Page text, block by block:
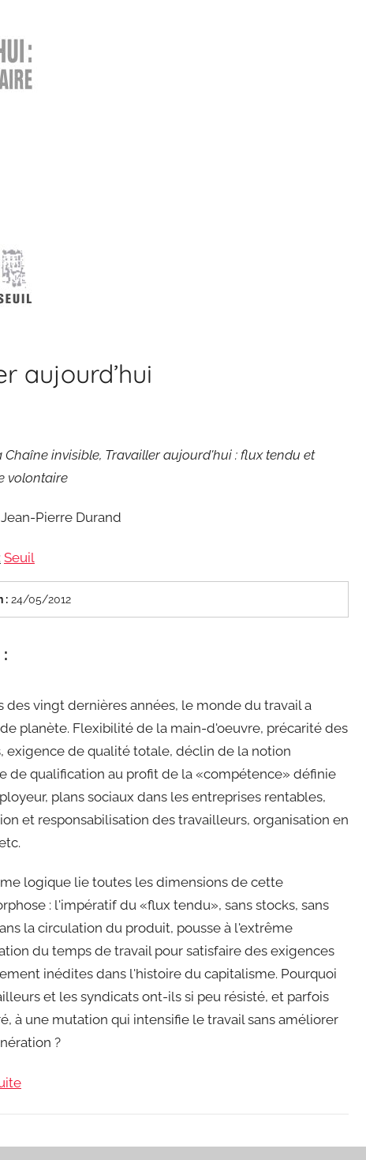
aujourd’hui
Chaîne invisible, Travailler aujourd'hui : flux tendu et
volontaire
Jean-Pierre Durand
Seuil
: 24/05/2012
des vingt dernières années, le monde du travail a
planète. Flexibilité de la main-d'oeuvre, précarité des
exigence de qualité totale, déclin de la notion
de qualification au profit de la «compétence» définie
plans sociaux dans les entreprises rentables,
et responsabilisation des travailleurs, organisation en
logique lie toutes les dimensions de cette
: l'impératif du «flux tendu», sans stocks, sans
la circulation du produit, pousse à l'extrême
du temps de travail pour satisfaire des exigences
inédites dans l'histoire du capitalisme. Pourquoi
et les syndicats ont-ils si peu résisté, et parfois
à une mutation qui intensifie le travail sans améliorer
?